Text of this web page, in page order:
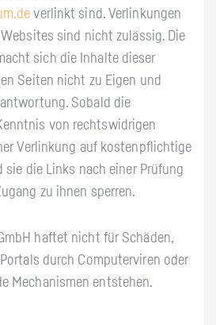
verlinkt sind. Verlinkungen
sind nicht zulässig. Die
sich die Inhalte dieser
Seiten nicht zu Eigen und
Sobald die
von rechtswidrigen
Verlinkung auf kostenpflichtige
die Links nach einer Prüfung
zu ihnen sperren.
haftet nicht für Schäden,
durch Computerviren oder
Mechanismen entstehen.